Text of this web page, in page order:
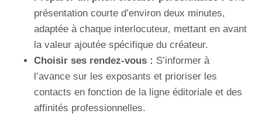
présentation courte d’environ deux minutes,
adaptée à chaque interlocuteur, mettant en avant
la valeur ajoutée spécifique du créateur.
Choisir ses rendez-vous : S’informer à
l’avance sur les exposants et prioriser les
contacts en fonction de la ligne éditoriale et des
affinités professionnelles.